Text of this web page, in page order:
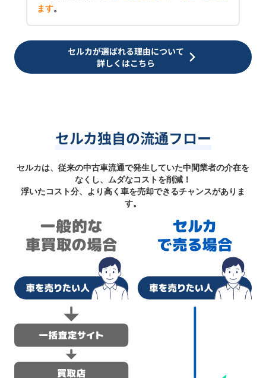
ます。
セルカが選ばれる理由について
詳しくはこちら
セルカ独自の流通フロー
セルカは、従来の中古車流通で発生していた中間業者の介在を
なくし、ムダなコストを削減！
浮いたコスト分、より高く車を売却できるチャンスがありま
す。